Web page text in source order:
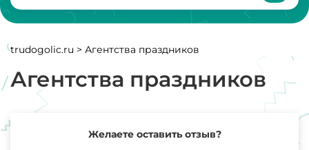
trudogolic.ru > Агентства праздников
Агентства праздников
Желаете оставить отзыв?